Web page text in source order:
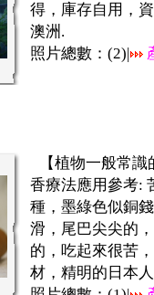
得，庫存自用，
澳洲.
照片總數：(2)|
【植物一般常
香療法應用參考:
種，墨綠色似銅
滑，尾巴尖尖的
的，吃起來很苦
材，精明的日本